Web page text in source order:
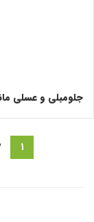
جلومبلی و عسلی
1